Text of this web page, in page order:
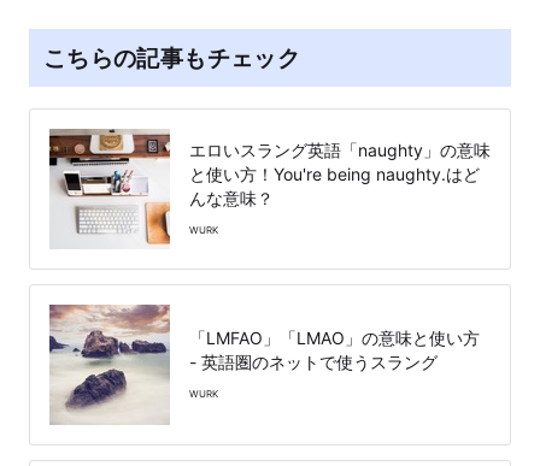
こちらの記事もチェック
エロいスラング英語「naughty」の意味
と使い方！You're being naughty.はど
んな意味？
WURK
「LMFAO」「LMAO」の意味と使い方
- 英語圏のネットで使うスラング
WURK